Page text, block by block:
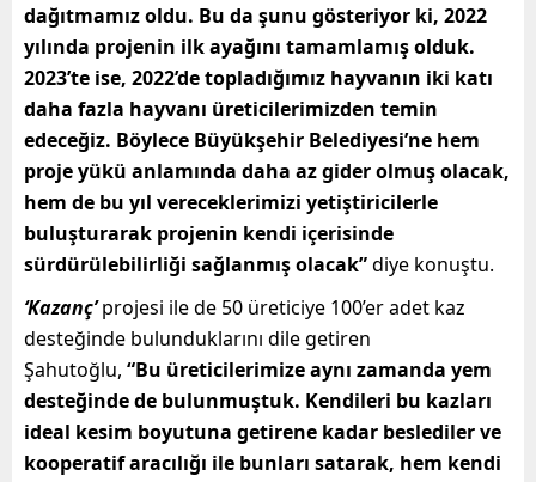
dağıtmamız oldu. Bu da şunu gösteriyor ki, 2022
yılında projenin ilk ayağını tamamlamış olduk.
2023’te ise, 2022’de topladığımız hayvanın iki katı
daha fazla hayvanı üreticilerimizden temin
edeceğiz. Böylece Büyükşehir Belediyesi’ne hem
proje yükü anlamında daha az gider olmuş olacak,
hem de bu yıl vereceklerimizi yetiştiricilerle
buluşturarak projenin kendi içerisinde
sürdürülebilirliği sağlanmış olacak”diye konuştu.
‘Kazanç’projesi ile de 50 üreticiye 100’er adet kaz
desteğinde bulunduklarını dile getiren
Şahutoğlu, “Bu üreticilerimize aynı zamanda yem
desteğinde de bulunmuştuk. Kendileri bu kazları
ideal kesim boyutuna getirene kadar beslediler ve
kooperatif aracılığı ile bunları satarak, hem kendi